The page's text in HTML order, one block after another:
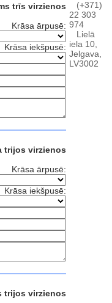
trīs virzienos
Krāsa ārpusē:
Krāsa iekšpusē:
trijos virzienos
Krāsa ārpusē:
Krāsa iekšpusē:
trijos virzienos
(+371)
22 303
974
Lielā
iela 10,
Jelgava,
LV3002